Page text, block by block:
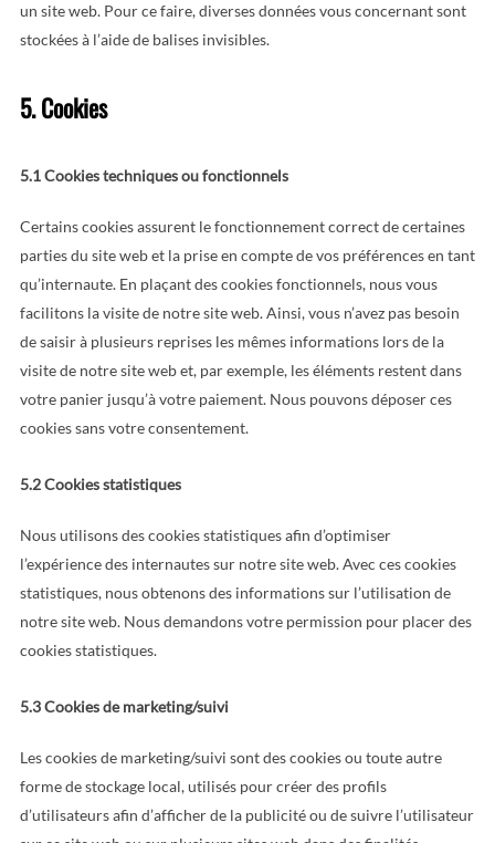
un site web. Pour ce faire, diverses données vous concernant sont
stockées à l’aide de balises invisibles.
5. Cookies
5.1 Cookies techniques ou fonctionnels
Certains cookies assurent le fonctionnement correct de certaines
parties du site web et la prise en compte de vos préférences en tant
qu’internaute. En plaçant des cookies fonctionnels, nous vous
facilitons la visite de notre site web. Ainsi, vous n’avez pas besoin
de saisir à plusieurs reprises les mêmes informations lors de la
visite de notre site web et, par exemple, les éléments restent dans
votre panier jusqu’à votre paiement. Nous pouvons déposer ces
cookies sans votre consentement.
5.2 Cookies statistiques
Nous utilisons des cookies statistiques afin d’optimiser
l’expérience des internautes sur notre site web. Avec ces cookies
statistiques, nous obtenons des informations sur l’utilisation de
notre site web. Nous demandons votre permission pour placer des
cookies statistiques.
5.3 Cookies de marketing/suivi
Les cookies de marketing/suivi sont des cookies ou toute autre
forme de stockage local, utilisés pour créer des profils
d’utilisateurs afin d’afficher de la publicité ou de suivre l’utilisateur